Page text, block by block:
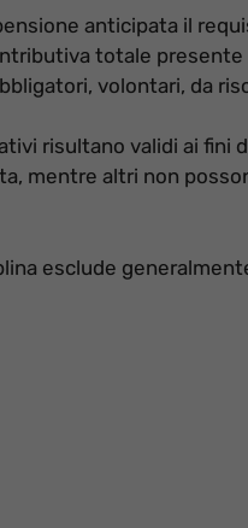
anticipata il
totale
volontari, da
risultano validi ai fini
mentre altri non
esclude